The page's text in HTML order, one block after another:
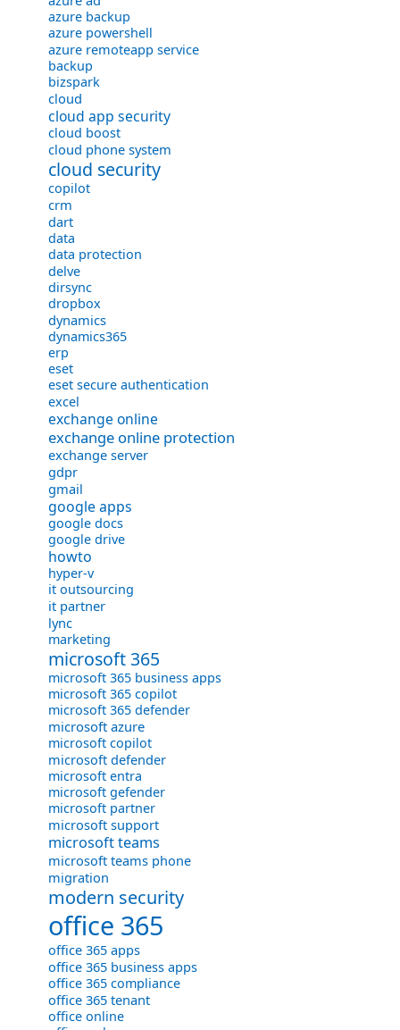
azure backup
azure powershell
azure remoteapp service
backup
bizspark
cloud
cloud app security
cloud boost
cloud phone system
cloud security
copilot
crm
dart
data
data protection
delve
dirsync
dropbox
dynamics
dynamics365
erp
eset
eset secure authentication
excel
exchange online
exchange online protection
exchange server
gdpr
gmail
google apps
google docs
google drive
howto
hyper-v
it outsourcing
it partner
lync
marketing
microsoft 365
microsoft 365 business apps
microsoft 365 copilot
microsoft 365 defender
microsoft azure
microsoft copilot
microsoft defender
microsoft entra
microsoft gefender
microsoft partner
microsoft support
microsoft teams
microsoft teams phone
migration
modern security
office 365
office 365 apps
office 365 business apps
office 365 compliance
office 365 tenant
office online